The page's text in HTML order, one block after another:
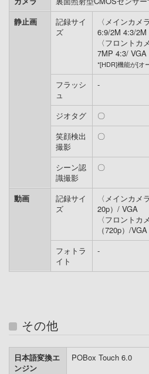
静止画
記録サイ
ズ
〈メインカ
6:9/2M 4:3/2M
〈フロント
7MP 4:3/ VGA
*[HDR]機能が[オ
フラッシ
ュ
-
ジオタグ
〇
笑顔検出
撮影
〇
シーン認
識撮影
〇
動画
記録サイ
ズ
〈メインカメ
20p）/ VGA
〈フロントカ
（720p）/VGA
フォトラ
イト
-
その他
日本語変換エ
ンジン
POBox Touch 6.0